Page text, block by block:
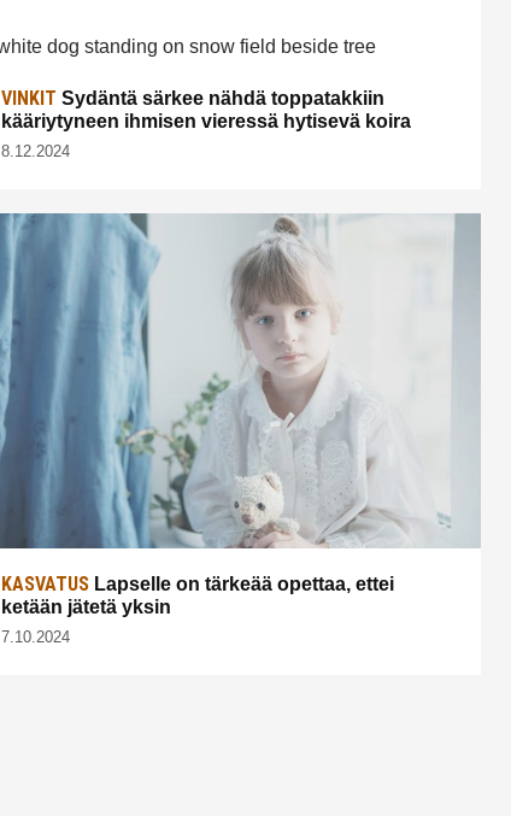
VINKIT Sydäntä särkee nähdä toppatakkiin
kääriytyneen ihmisen vieressä hytisevä koira
8.12.2024
KASVATUS Lapselle on tärkeää opettaa, ettei
ketään jätetä yksin
7.10.2024